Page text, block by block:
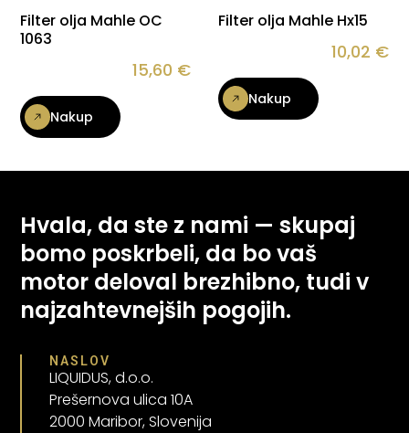
Filter olja Mahle OC
1063
15,60 €
Nakup
Filter olja Mahle Hx15
10,02 €
Nakup
Hvala, da ste z nami — skupaj
bomo poskrbeli, da bo vaš
motor deloval brezhibno, tudi v
najzahtevnejših pogojih.
NASLOV
LIQUIDUS, d.o.o.
Prešernova ulica 10A
2000 Maribor, Slovenija